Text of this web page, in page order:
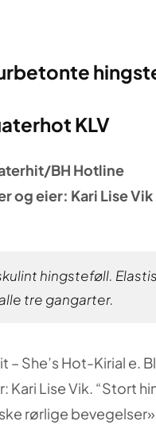
KLV
BH Hotline
og eier: Kari Lise Vik
hingsteføll.
tre gangarter.
– She’s Hot-Kirial e.
Lise Vik. “Stort
rørlige